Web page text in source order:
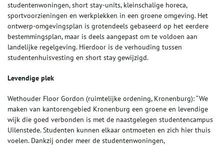
studentenwoningen, short stay-units, kleinschalige horeca,
sportvoorzieningen en werkplekken in een groene omgeving. Het
ontwerp-omgevingsplan is grotendeels gebaseerd op het eerdere
bestemmingsplan, maar is deels aangepast om te voldoen aan
landelijke regelgeving. Hierdoor is de verhouding tussen
studentenhuisvesting en short stay gewijzigd.
Levendige plek
Wethouder Floor Gordon (ruimtelijke ordening, Kronenburg): “We
maken van kantorengebied Kronenburg een groene en levendige
wijk die goed verbonden is met de naastgelegen studentencampus
Uilenstede. Studenten kunnen elkaar ontmoeten en zich hier thuis
voelen. Dankzij onder meer de studentenwoningen,